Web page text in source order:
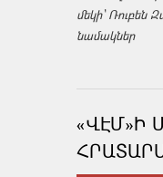
մեկի՝ Ռուբեն
նամակներ
«ՎԷՄ»Ի